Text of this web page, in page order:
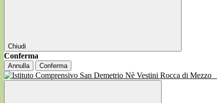
Chiudi
Conferma
Annulla Conferma